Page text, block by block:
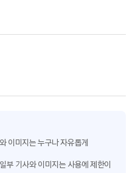
이미지는 누구나 자유롭게
부 기사와 이미지는 사용에 제한이